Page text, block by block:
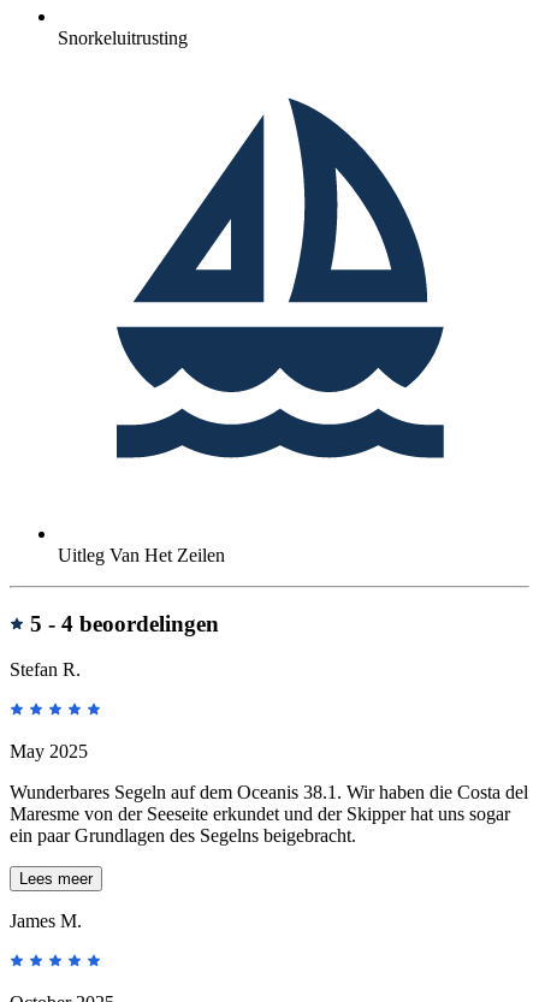
Snorkeluitrusting
Uitleg Van Het Zeilen
Beoordelingen
5 - 4 beoordelingen
Stefan R.
May 2025
Wunderbares Segeln auf dem Oceanis 38.1. Wir haben die Costa del
Maresme von der Seeseite erkundet und der Skipper hat uns sogar
ein paar Grundlagen des Segelns beigebracht.
Lees meer
James M.